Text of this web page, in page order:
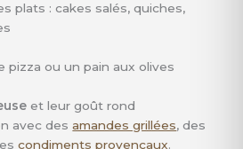
plats : cakes salés, quiches,
pizza ou un pain aux olives
et leur goût rond
avec desamandes grillées, des
condiments provençaux.